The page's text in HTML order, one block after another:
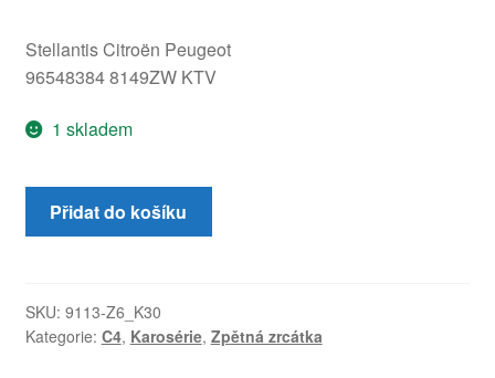
Stellantis Citroën Peugeot
96548384 8149ZW KTV
1 skladem
Levé
zpětné
C4
KTV
Přidat do košíku
SKU: 9113-Z6_K30
Kategorie: C4, Karosérie, Zpětná zrcátka